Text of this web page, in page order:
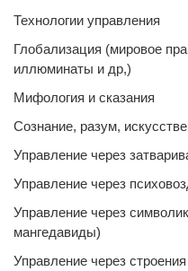
Технологии управления
Глобализация (мировое
иллюминаты и др,)
Мифология и сказания
Сознание, разум,
Управление через
Управление через
Управление через
мангедавиды)
Управление через